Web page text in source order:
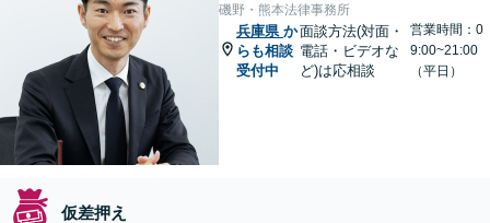
磯野・熊本法律事務所
兵庫県 か
らも相談
受付中
面談方法(対面・
電話・ビデオな
ど)は応相談
営業時間：0
9:00~21:00
（平日）
仮差押え